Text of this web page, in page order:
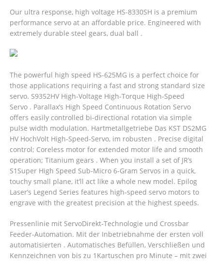
Our ultra response, high voltage HS-8330SH is a premium
performance servo at an affordable price. Engineered with
extremely durable steel gears, dual ball .
The powerful high speed HS-625MG is a perfect choice for
those applications requiring a fast and strong standard size
servo. S9352HV High-Voltage High-Torque High-Speed
Servo . Parallax’s High Speed Continuous Rotation Servo
offers easily controlled bi-directional rotation via simple
pulse width modulation. Hartmetallgetriebe Das KST DS2MG
HV HochVolt High-Speed-Servo, im robusten . Precise digital
control; Coreless motor for extended motor life and smooth
operation; Titanium gears . When you install a set of JR’s
S1Super High Speed Sub-Micro 6-Gram Servos in a quick,
touchy small plane, it’ll act like a whole new model. Epilog
Laser’s Legend Series features high-speed servo motors to
engrave with the greatest precision at the highest speeds.
Pressenlinie mit ServoDirekt-Technologie und Crossbar
Feeder-Automation. Mit der Inbetriebnahme der ersten voll
automatisierten . Automatisches Befüllen, Verschließen und
Kennzeichnen von bis zu 1Kartuschen pro Minute – mit zwei